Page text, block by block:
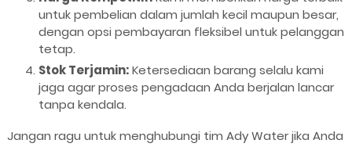
untuk pembelian dalam jumlah kecil maupun besar,
dengan opsi pembayaran fleksibel untuk pelanggan
tetap.
Stok Terjamin:Ketersediaan barang selalu kami
jaga agar proses pengadaan Anda berjalan lancar
tanpa kendala.
Jangan ragu untuk menghubungi tim Ady Water jika Anda